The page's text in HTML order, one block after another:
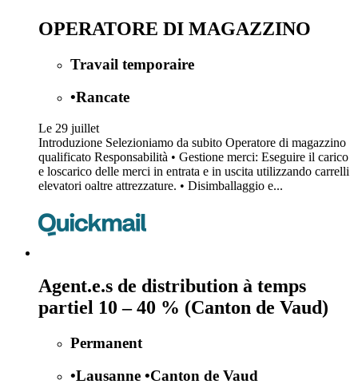
OPERATORE DI MAGAZZINO
Travail temporaire
•Rancate
Le 29 juillet
Introduzione Selezioniamo da subito Operatore di magazzino
qualificato Responsabilità • Gestione merci: Eseguire il carico
e loscarico delle merci in entrata e in uscita utilizzando carrelli
elevatori oaltre attrezzature. • Disimballaggio e...
Agent.e.s de distribution à temps
partiel 10 – 40 % (Canton de Vaud)
Permanent
•Lausanne •Canton de Vaud